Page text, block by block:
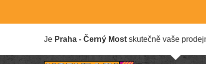
Je Praha - Černý Most skutečně vaše